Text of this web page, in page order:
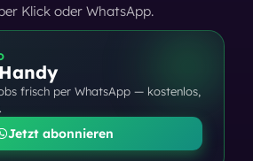
Klick oder WhatsApp.
frisch per WhatsApp — kostenlos,
Jetzt abonnieren